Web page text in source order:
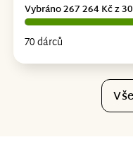
70 dárců
Vybráno 267 264 Kč z